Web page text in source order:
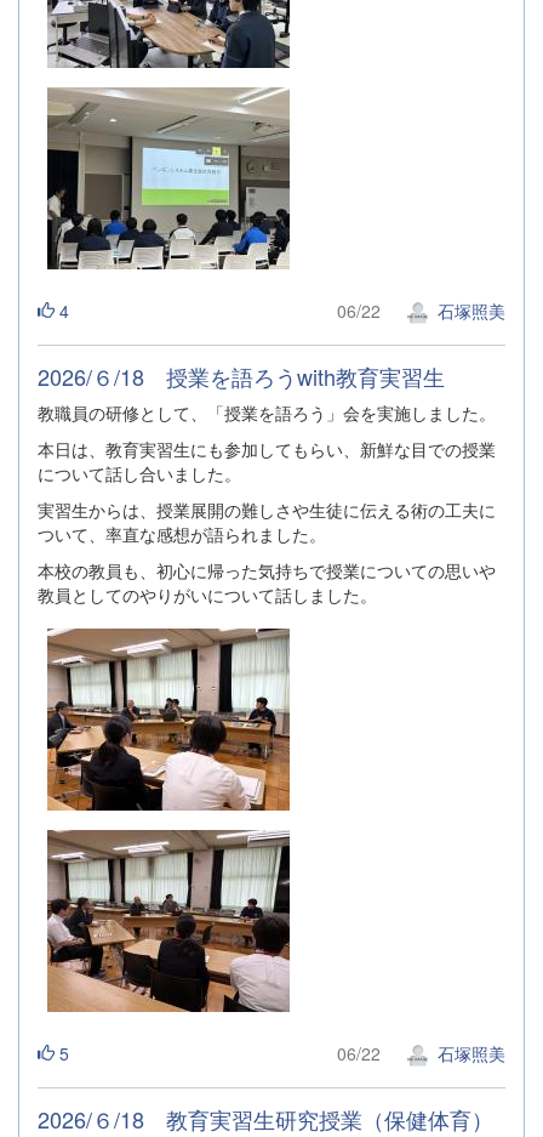
4 06/22 石塚照美
2026/６/18 授業を語ろうwith教育実習生
教職員の研修として、「授業を語ろう」会を実施しました。
本日は、教育実習生にも参加してもらい、新鮮な目での授業
について話し合いました。
実習生からは、授業展開の難しさや生徒に伝える術の工夫に
ついて、率直な感想が語られました。
本校の教員も、初心に帰った気持ちで授業についての思いや
教員としてのやりがいについて話しました。
5 06/22 石塚照美
2026/６/18 教育実習生研究授業（保健体育）